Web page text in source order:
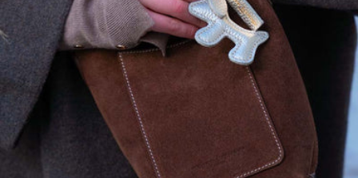
L'intervention d'organismes dédiés contrôlant le bon respect des
règles du label
, garantissant:
La protection des animaux, la préservation de l’environnement et la
nature et l’amélioration des conditions de travail des personnes qui
travaillent avec les troupeaux.
Lavage à la main à froid
Ne pas sécher en tambour
Repassage à température faible, max